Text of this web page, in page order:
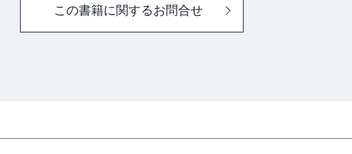
この書籍に関するお問合せ